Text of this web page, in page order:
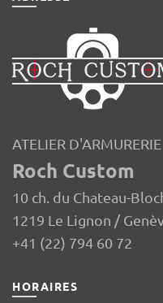
ATELIER D'ARMURERIE
Roch Custom
10 ch. du Chateau-
1219 Le Lignon /
+41 (22) 794 60 72
HORAIRES